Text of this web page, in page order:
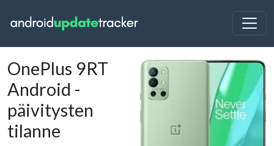
OnePlus 9RT
Android -
päivitysten
tilanne